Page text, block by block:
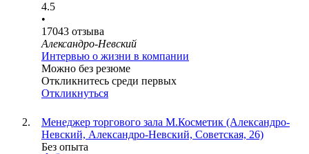
4.5
•
17043 отзыва
Александро-Невский
Интервью о жизни в компании
Можно без резюме
Откликнитесь среди первых
Откликнуться
Менеджер торгового зала М.Косметик (Александро-
Невский, Александро-Невский, Советская, 26)
Без опыта